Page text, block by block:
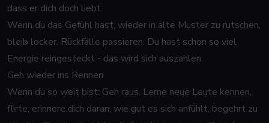
dass er dich doch liebt.
Wenn du das Gefühl hast, wieder in alte Muster zu rutschen,
bleib locker. Rückfälle passieren. Du hast schon so viel
Energie reingesteckt - das wird sich auszahlen.
Geh wieder ins Rennen
Wenn du so weit bist: Geh raus. Lerne neue Leute kennen,
flirte, erinnere dich daran, wie gut es sich anfühlt, begehrt zu